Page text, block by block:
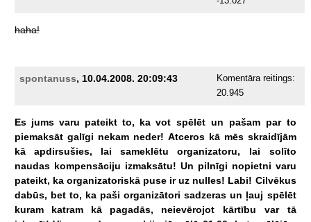
haha!
spontanuss, 10.04.2008. 20:09:43
Komentāra reitings:
20.945
Es jums varu pateikt to, ka vot spēlēt un pašam par to
piemaksāt galīgi nekam neder! Atceros kā mēs skraidījām
kā
apdirsušies, lai sameklētu organizatoru, lai
solīto
naudas kompensāciju izmaksātu! Un pilnīgi nopietni varu
pateikt, ka organizatoriskā puse ir uz nulles! Labi! Cilvēkus
dabūs, bet to, ka paši organizātori sadzeras un ļauj spēlēt
kuram
katram kā pagadās, neievērojot kārtību var
tā